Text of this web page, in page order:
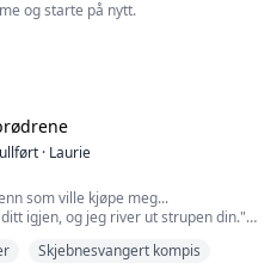
og starte på nytt.
fortsatt var etter henne, forlater hun
familie igjen, prøver hun sitt beste for
et menneske, men...
· Laurie
som ville kjøpe meg...
igjen, og jeg river ut strupen din."
rundt i rommet. Kort tid etter ble jeg
Skjebnesvangert kompis